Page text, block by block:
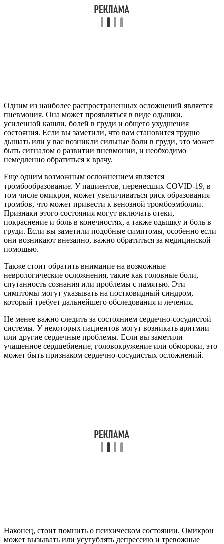
Одним из наиболее распространенных осложнений является
пневмония. Она может проявляться в виде одышки,
усиленной кашли, болей в груди и общего ухудшения
состояния. Если вы заметили, что вам становится трудно
дышать или у вас возникли сильные боли в груди, это может
быть сигналом о развитии пневмонии, и необходимо
немедленно обратиться к врачу.
Еще одним возможным осложнением является
тромбообразование. У пациентов, перенесших COVID-19, в
том числе омикрон, может увеличиваться риск образования
тромбов, что может привести к венозной тромбоэмболии.
Признаки этого состояния могут включать отеки,
покраснение и боль в конечностях, а также одышку и боль в
груди. Если вы заметили подобные симптомы, особенно если
они возникают внезапно, важно обратиться за медицинской
помощью.
Также стоит обратить внимание на возможные
неврологические осложнения, такие как головные боли,
спутанность сознания или проблемы с памятью. Эти
симптомы могут указывать на постковидный синдром,
который требует дальнейшего обследования и лечения.
Не менее важно следить за состоянием сердечно-сосудистой
системы. У некоторых пациентов могут возникать аритмии
или другие сердечные проблемы. Если вы заметили
учащенное сердцебиение, головокружение или обмороки, это
может быть признаком сердечно-сосудистых осложнений.
Наконец, стоит помнить о психическом состоянии. Омикрон
может вызывать или усугублять депрессию и тревожные